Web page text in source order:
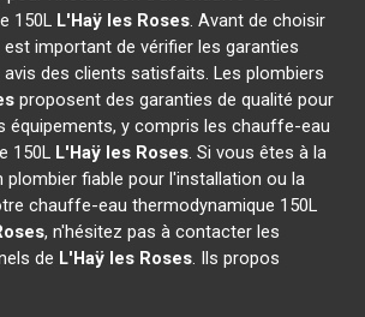
150L L'Haÿ les Roses. Avant de choisir
est important de vérifier les garanties
des clients satisfaits. Les plombiers
proposent des garanties de qualité pour
équipements, y compris les chauffe-eau
150L L'Haÿ les Roses. Si vous êtes à la
plombier fiable pour l'installation ou la
chauffe-eau thermodynamique 150L
, n'hésitez pas à contacter les
de L'Haÿ les Roses. Ils propos